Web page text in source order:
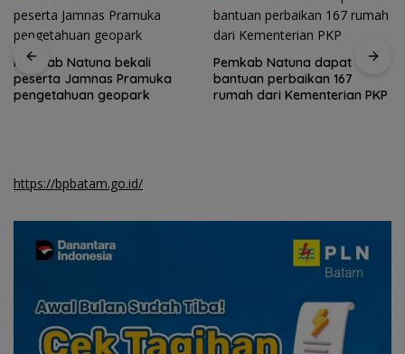
Pemkab Natuna bekali
peserta Jamnas Pramuka
pengetahuan geopark
Pemkab Natuna dapat
bantuan perbaikan 167
rumah dari Kementerian PKP
https://bpbatam.go.id/